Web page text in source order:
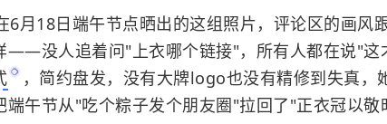
6月18日端午节点晒出的这组照片，评论区的画风
——没人追着问"上衣哪个链接"，所有人都在说"这
，简约盘发，没有大牌logo也没有精修到失真，
端午节从"吃个粽子发个朋友圈"拉回了"正衣冠以敬